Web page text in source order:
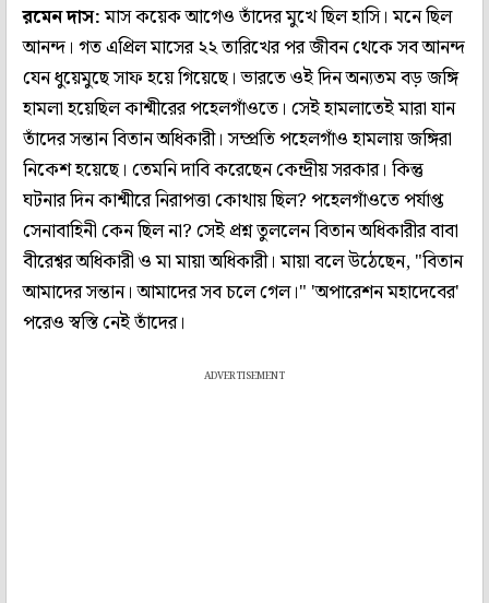
রমেন দাস:মাস কয়েক আগেও তাঁদের মুখে ছিল হাসি। মনে ছিল
আনন্দ। গত এপ্রিল মাসের ২২ তারিখের পর জীবন থেকে সব আনন্দ
যেন ধুয়েমুছে সাফ হয়ে গিয়েছে। ভারতে ওই দিন অন্যতম বড় জঙ্গি
হামলা হয়েছিল কাশ্মীরের পহেলগাঁওতে। সেই হামলাতেই মারা যান
তাঁদের সন্তান বিতান অধিকারী। সম্প্রতি পহেলগাঁও হামলায় জঙ্গিরা
নিকেশ হয়েছে। তেমনি দাবি করেছেন কেন্দ্রীয় সরকার। কিন্তু
ঘটনার দিন কাশ্মীরে নিরাপত্তা কোথায় ছিল? পহেলগাঁওতে পর্যাপ্ত
সেনাবাহিনী কেন ছিল না? সেই প্রশ্ন তুললেন বিতান অধিকারীর বাবা
বীরেশ্বর অধিকারী ও মা মায়া অধিকারী। মায়া বলে উঠেছেন, "বিতান
আমাদের সন্তান। আমাদের সব চলে গেল।" 'অপারেশন মহাদেবের'
পরেও স্বস্তি নেই তাঁদের।
ADVERTISEMENT